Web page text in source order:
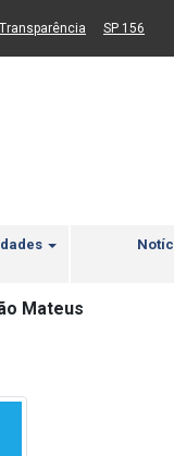
Ir para busca Ir para
novo sítio) (Link para um
SP 156
Mateus